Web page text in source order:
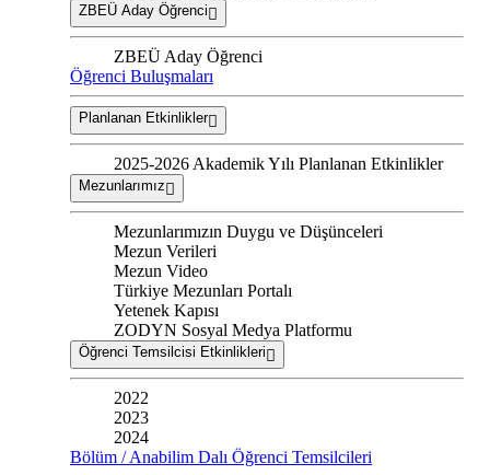
ZBEÜ Aday Öğrenci
ZBEÜ Aday Öğrenci
Öğrenci Buluşmaları
Planlanan Etkinlikler
2025-2026 Akademik Yılı Planlanan Etkinlikler
Mezunlarımız
Mezunlarımızın Duygu ve Düşünceleri
Mezun Verileri
Mezun Video
Türkiye Mezunları Portalı
Yetenek Kapısı
ZODYN Sosyal Medya Platformu
Öğrenci Temsilcisi Etkinlikleri
2022
2023
2024
Bölüm / Anabilim Dalı Öğrenci Temsilcileri